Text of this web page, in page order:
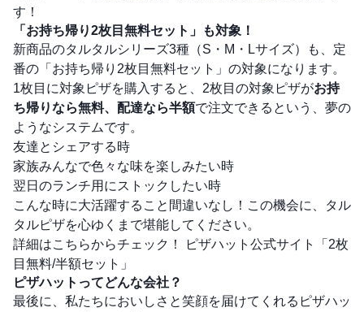
す！
「お持ち帰り2枚目無料セット」も対象！
新商品のタルタルシリーズ3種（S・M・Lサイズ）も、定
番の「お持ち帰り2枚目無料セット」の対象になります。
1枚目に対象ピザを購入すると、2枚目の対象ピザがお持
ち帰りなら無料、配達なら半額で注文できるという、夢の
ようなシステムです。
友達とシェアする時
家族みんなで色々な味を楽しみたい時
翌日のランチ用にストックしたい時
こんな時に大活躍すること間違いなし！この機会に、タル
タルピザを心ゆくまで堪能してください。
詳細はこちらからチェック！
ピザハット公式サイト「2枚
目無料/半額セット」
ピザハットってどんな会社？
最後に、私たちにおいしさと笑顔を届けてくれるピザハッ